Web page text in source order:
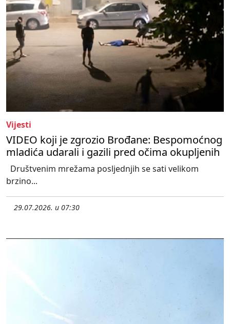
Vijesti
VIDEO koji je zgrozio Brođane: Bespomoćnog
mladića udarali i gazili pred očima okupljenih
Društvenim mrežama posljednjih se sati velikom
brzino...
29.07.2026. u 07:30